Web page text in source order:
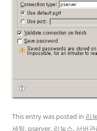
This entry was posted in 리
세팅, pserver, 리눅스, 서버관